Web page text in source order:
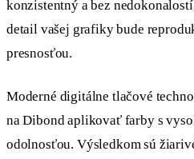
konzistentný a bez
detail vašej grafiky bude
presnosťou.
Moderné digitálne tlačové
na Dibond aplikovať farby s
odolnosťou. Výsledkom sú